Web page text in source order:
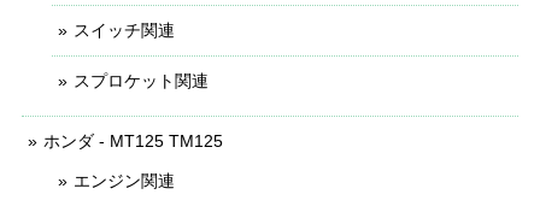
スイッチ関連
スプロケット関連
ホンダ - MT125 TM125
エンジン関連